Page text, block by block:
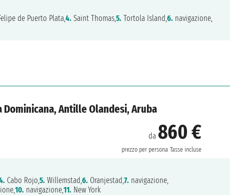
de Puerto Plata,4. Saint Thomas,5. Tortola Island,6. navigazione,
Antille Olandesi, Aruba
da860 €
prezzo per persona Tasse incluse
Cabo Rojo,5. Willemstad,6. Oranjestad,7. navigazione,
10. navigazione,11. New York